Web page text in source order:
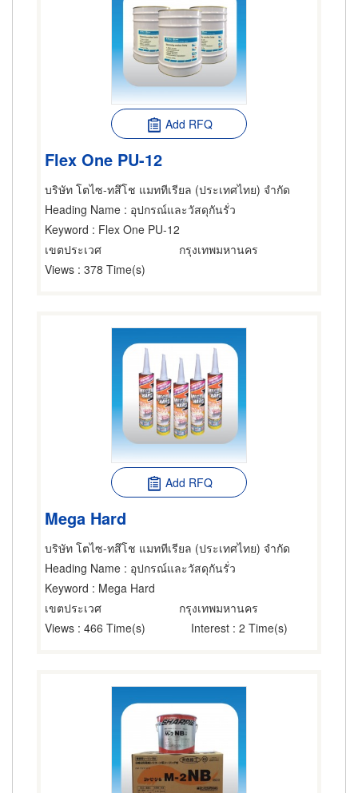
Add RFQ
Flex One PU-12
บริษัท โตไซ-ทสึโช แมททีเรียล (ประเทศไทย) จำกัด
Heading Name : อุปกรณ์และวัสดุกันรั่ว
Keyword : Flex One PU-12
เขตประเวศ
กรุงเทพมหานคร
Views : 378 Time(s)
Add RFQ
Mega Hard
บริษัท โตไซ-ทสึโช แมททีเรียล (ประเทศไทย) จำกัด
Heading Name : อุปกรณ์และวัสดุกันรั่ว
Keyword : Mega Hard
เขตประเวศ
กรุงเทพมหานคร
Views : 466 Time(s) Interest : 2 Time(s)